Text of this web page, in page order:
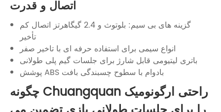
اتصال و قدرت
گزینه های بی سیم: بلوتوث و 2.4 گیگاهرتز اتصال کم
تأخیر
انواع سیمی برای استفاده حرفه ای با تاخیر صفر
باتری لیتیومی قابل شارژ برای جلسات گیم پلی طولانی
پوشش ABS بادوام با سطوح چسبندگی بافت
چگونه Chuangquan راحتی ارگونومیک